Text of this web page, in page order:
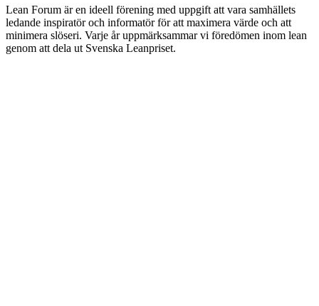
Lean Forum är en ideell förening med uppgift att vara samhällets
ledande inspiratör och informatör för att maximera värde och att
minimera slöseri. Varje år uppmärksammar vi föredömen inom lean
genom att dela ut Svenska Leanpriset.